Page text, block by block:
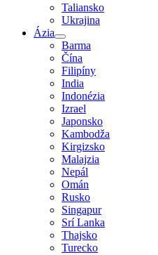
Taliansko
Ukrajina
Ázia
Barma
Čína
Filipíny
India
Indonézia
Izrael
Japonsko
Kambodža
Kirgizsko
Malajzia
Nepál
Omán
Rusko
Singapur
Srí Lanka
Thajsko
Turecko